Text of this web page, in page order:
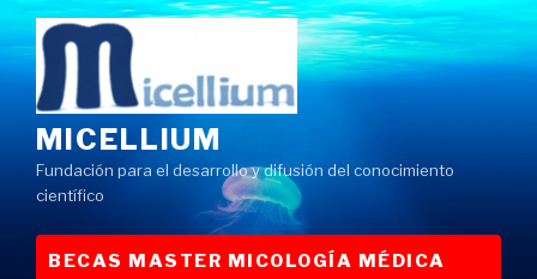
Saltar
al
contenido
MICELLIUM
Fundación para el desarrollo y difusión del conocimiento
científico
BECAS MASTER MICOLOGÍA MÉDICA